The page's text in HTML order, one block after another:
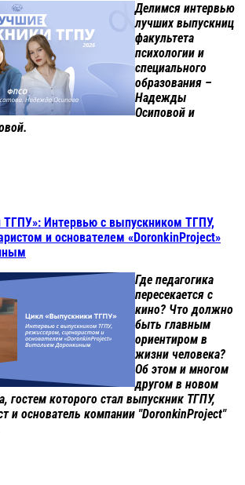
Делимся интервью
лучших выпускниц
факультета
психологии и
специального
образования –
Надежды
Осиповой и
ТГПУ»: Интервью с выпускником ТГПУ,
и основателем «DoronkinProject»
Где педагогика
пересекается с
кино? Что должно
быть главным
ориентиром в
жизни человека?
Об этом и многом
другом в новом
гостем которого стал выпускник ТГПУ,
и основатель компании "DoronkinProject"